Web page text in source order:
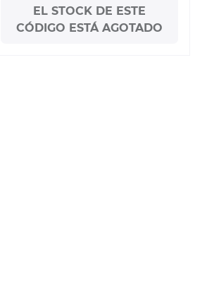
EL STOCK DE ESTE
CÓDIGO ESTÁ AGOTADO